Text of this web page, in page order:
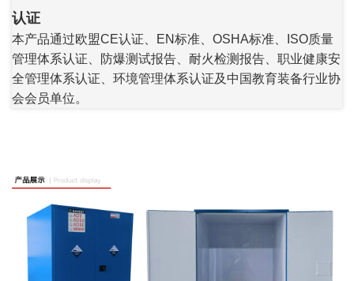
认证
本产品通过欧盟CE认证、EN标准、OSHA标准、ISO质量
管理体系认证、防爆测试报告、耐火检测报告、职业健康安
全管理体系认证、环境管理体系认证及中国教育装备行业协
会会员单位。